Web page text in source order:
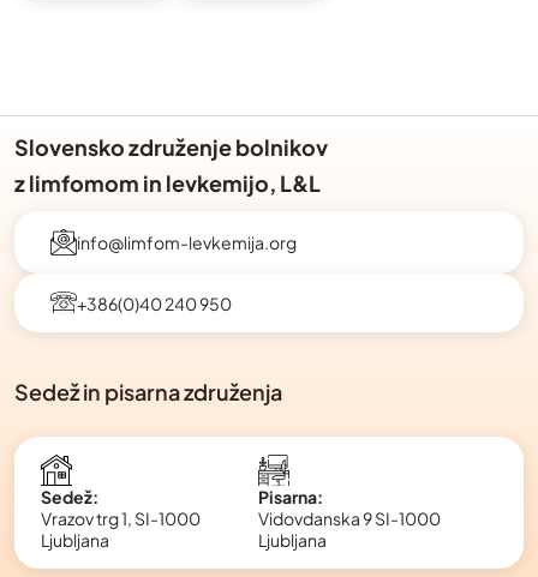
Slovensko združenje bolnikov
z limfomom in levkemijo, L&L
info@limfom-levkemija.org
+386(0)40 240 950
Sedež in pisarna združenja
Sedež:
Vrazov trg 1, SI-1000
Ljubljana
Pisarna:
Vidovdanska 9 SI-1000
Ljubljana